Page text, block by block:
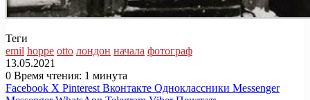
Теги
emil hoppe otto лондон начала фотограф
13.05.2021
0 Время чтения: 1 минута
Facebook X Pinterest Вконтакте Одноклассники Messenger